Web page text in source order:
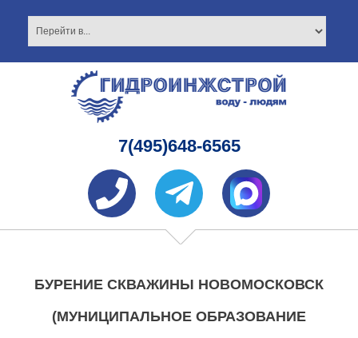
7(495)648-6565
БУРЕНИЕ СКВАЖИНЫ НОВОМОСКОВСК
(МУНИЦИПАЛЬНОЕ ОБРАЗОВАНИЕ